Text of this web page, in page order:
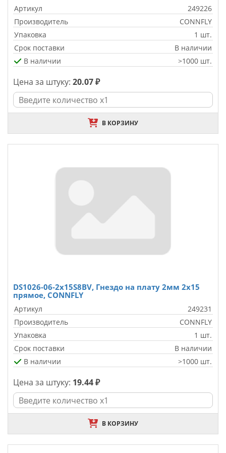
Артикул
249226
Производитель
CONNFLY
Упаковка
1 шт.
Срок поставки
В наличии
В наличии
>1000 шт.
Цена за штуку: 20.07 ₽
В КОРЗИНУ
DS1026-06-2x15S8BV, Гнездо на плату 2мм 2х15
прямое, CONNFLY
Артикул
249231
Производитель
CONNFLY
Упаковка
1 шт.
Срок поставки
В наличии
В наличии
>1000 шт.
Цена за штуку: 19.44 ₽
В КОРЗИНУ